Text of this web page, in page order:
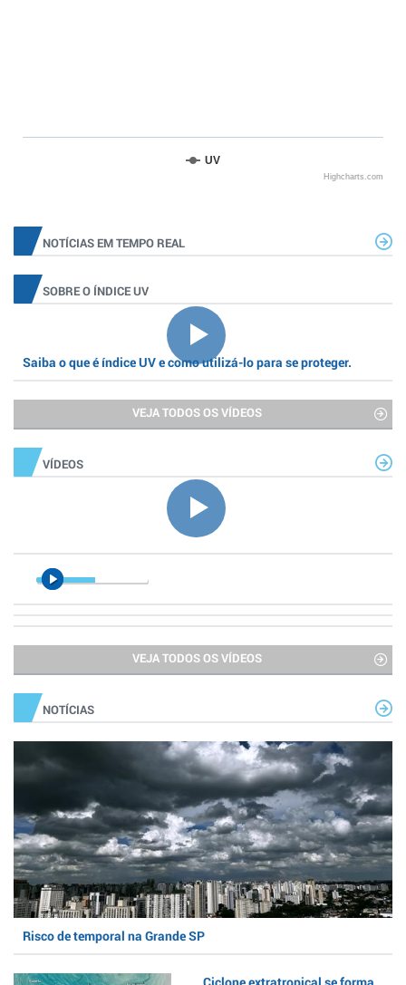
UV
Highcharts.com
NOTÍCIAS EM TEMPO REAL
SOBRE O ÍNDICE UV
Saiba o que é índice UV e como utilizá-lo para se proteger.
VEJA TODOS OS VÍDEOS
VÍDEOS
VEJA TODOS OS VÍDEOS
NOTÍCIAS
Risco de temporal na Grande SP